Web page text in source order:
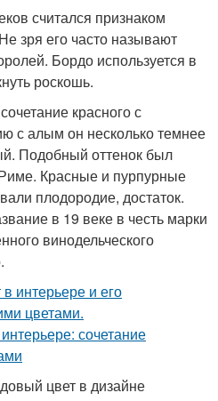
считался признаком
зря его часто называют
Бордо используется в
роскошь.
красного с
с алым он несколько темнее
Подобный оттенок был
Красные и пурпурные
плодородие, достаток.
в 19 веке в честь марки
винодельческого
цвет в дизайне